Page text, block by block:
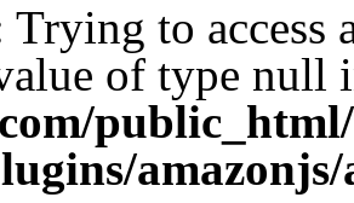
Trying to access
of type null